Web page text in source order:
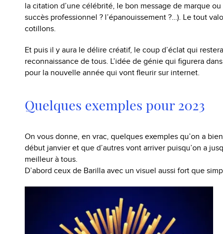
la citation d’une célébrité, le bon message de marque
succès professionnel ? l’épanouissement ?…). Le tout
cotillons.
Et puis il y aura le délire créatif, le coup d’éclat qui
reconnaissance de tous. L’idée de génie qui figurera
pour la nouvelle année qui vont fleurir sur internet.
Quelques exemples pour 2023
On vous donne, en vrac, quelques exemples qu’on a
début janvier et que d’autres vont arriver puisqu’on a
meilleur à tous.
D’abord ceux de Barilla avec un visuel aussi fort que